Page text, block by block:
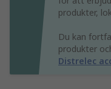
produkter,
Du kan
produkter
Distrelec